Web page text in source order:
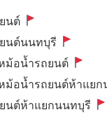
นต์
นต์นนทบุรี
ม้อน้ำรถยนต์
ม้อน้ำรถยนต์ห้าแยก
นต์ห้าแยกนนทบุรี